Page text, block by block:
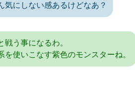
気にしない感あるけどなあ？
う事になるわ。
を使いこなす紫色のモンスターね。